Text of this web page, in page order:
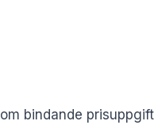
bindande